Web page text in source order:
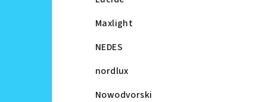
Maxlight
NEDES
nordlux
Nowodvorski